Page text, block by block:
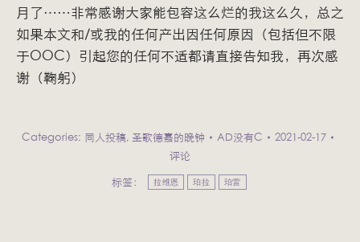
月了……非常感谢大家能包容这么烂的我这么久，总之
如果本文和/或我的任何产出因任何原因（包括但不限
于OOC）引起您的任何不适都请直接告知我，再次感
谢（鞠躬）
Categories: 同人投稿, 圣歌德嘉的晚钟 AD没有C
2021-02-17
评论
标签：
拉维恩 珀拉 珀雷